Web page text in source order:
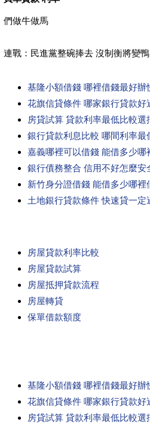
們做牛做馬
連戰：民進黨整碗捧去 沒制衡將變
基隆小額借錢 哪裡借錢最好辦
花旗信貸條件 哪家銀行貸款好
房貸試算 貸款利率最低比較選
銀行貸款利息比較 哪間利率最
嘉義哪裡可以借錢 能借多少哪
銀行債務整合 信用不好怎麼安
新竹身分證借錢 能借多少哪裡
土地銀行貸款條件 快速貸一定
房屋貸款利率比較
房屋貸款試算
房屋抵押貸款流程
房屋轉貸
保單借款額度
基隆小額借錢 哪裡借錢最好辦
花旗信貸條件 哪家銀行貸款好
房貸試算 貸款利率最低比較選